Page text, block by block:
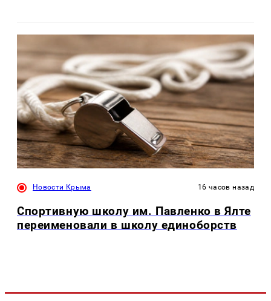
Новости Крыма 16 часов назад
Спортивную школу им. Павленко в Ялте
переименовали в школу единоборств